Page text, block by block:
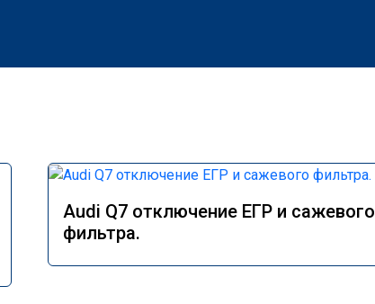
Audi Q7 отключение ЕГР и сажевого
фильтра.